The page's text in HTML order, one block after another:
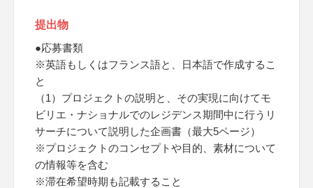
提出物
●応募書類
※英語もしくはフランス語と、日本語で作成するこ
と
（1）プロジェクトの説明と、その実現に向けてモ
ビリエ・ナショナルでのレジデンス期間中に行うリ
サーチについて説明した企画書（最大5ページ）
※プロジェクトのコンセプトや目的、素材について
の情報等を含む
※滞在希望時期も記載すること